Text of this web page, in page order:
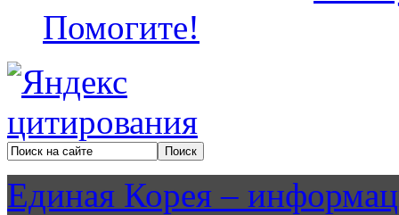
Помогите!
Единая Корея –